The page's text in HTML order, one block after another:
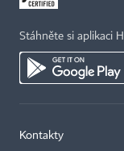
Stáhněte si aplikaci
Kontakty